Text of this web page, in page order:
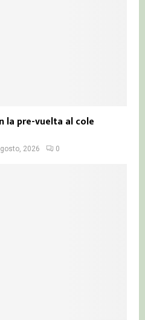
la pre-vuelta al cole
2026 0